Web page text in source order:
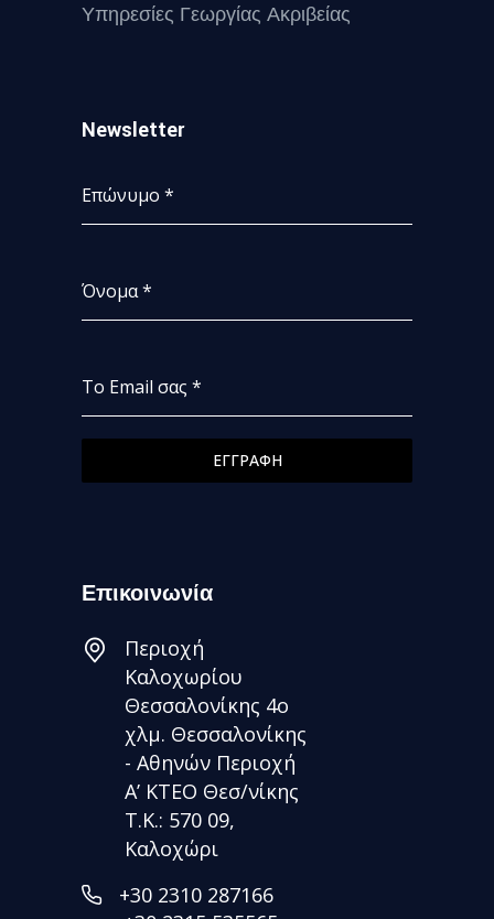
Υπηρεσίες Γεωργίας Ακριβείας
Newsletter
Επώνυμο *
Όνομα*
Το Email σας *
ΕΓΓΡΑΦΗ
Επικοινωνία
Περιοχή
Καλοχωρίου
Θεσσαλονίκης 4ο
χλμ. Θεσσαλονίκης
- Αθηνών Περιοχή
Α’ ΚΤΕΟ Θεσ/νίκης
Τ.Κ.: 570 09,
Καλοχώρι
+30 2310 287166